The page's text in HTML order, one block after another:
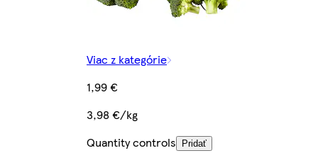
Viac z kategórie
1,99 €
3,98 €/kg
Quantity controls
Pridať